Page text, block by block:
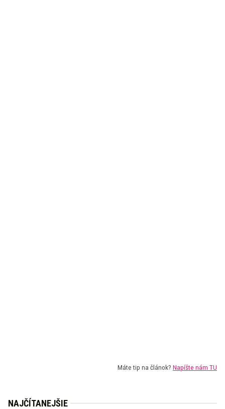
Máte tip na článok? Napíšte nám TU
NAJČÍTANEJŠIE